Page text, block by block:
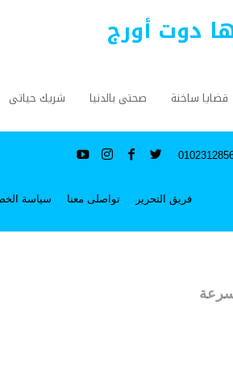
دوت أورج
قضايا ساخنة صحتى بالدنيا شريك حياتى
فريق التحرير تواصلى معنا سياسة